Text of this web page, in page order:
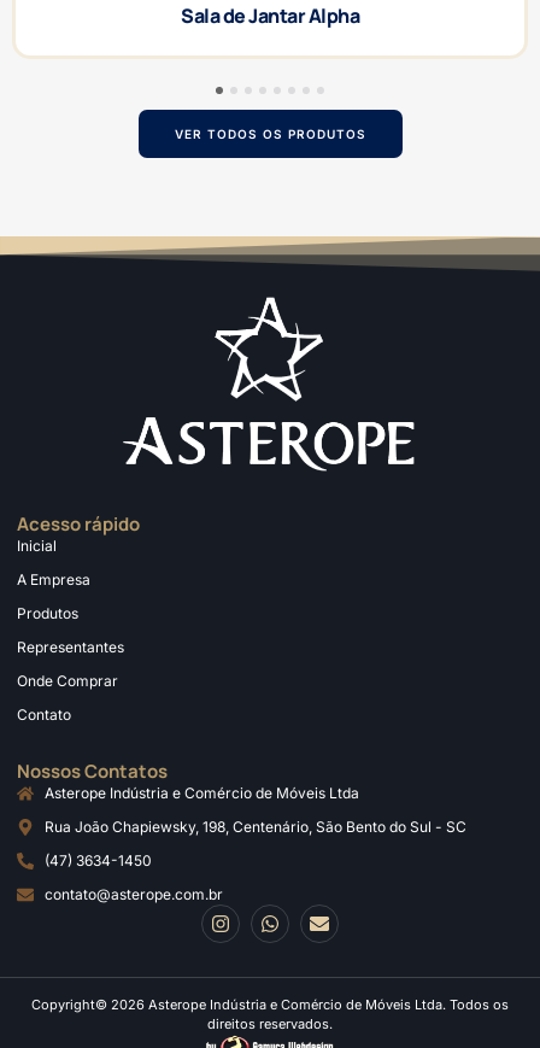
Sala de Jantar Alpha
5 6 7 8
VER TODOS OS PRODUTOS
Acesso rápido
Inicial
A Empresa
Produtos
Representantes
Onde Comprar
Contato
Nossos Contatos
Asterope Indústria e Comércio de Móveis Ltda
Rua João Chapiewsky, 198, Centenário, São Bento do Sul - SC
(47) 3634-1450
contato@asterope.com.br
Copyright© 2026 Asterope Indústria e Comércio de Móveis Ltda. Todos os
direitos reservados.